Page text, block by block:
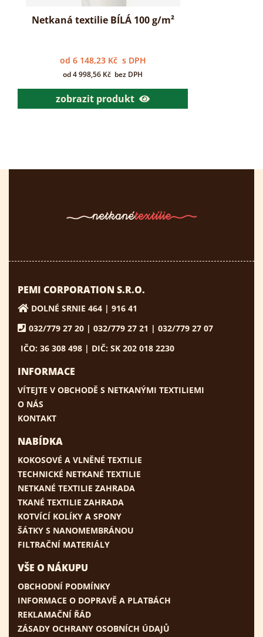
Netkaná textilie BÍLÁ 100 g/m²
od 6 148,23 Kč s DPH
od4 998,56 Kč bez DPH
zobrazit produkt
PEMI CORPORATION S.R.O.
DOLNÉ SRNIE 464 | 916 41
032/779 27 20 | 032/779 27 21 | 032/779 27 07
IČO: 36 308 498 | DIČ: SK 202 018 2230
INFORMACE
VÍTEJTE V OBCHODĚ S NETKANÝMI TEXTILIEMI
O NÁS
KONTAKT
NABÍDKA
KOKOSOVÉ A VLNĚNÉ TEXTILIE
TECHNICKÉ NETKANÉ TEXTILIE
NETKANÉ TEXTILIE ZAHRADA
TKANÉ TEXTILIE ZAHRADA
KOTVÍCÍ KOLÍKY A SPONY
ŠÁTKY S NANOMEMBRÁNOU
FILTRAČNÍ MATERIÁLY
VŠE O NÁKUPU
OBCHODNÍ PODMÍNKY
INFORMACE O DOPRAVĚ A PLATBÁCH
REKLAMAČNÍ ŘÁD
ZÁSADY OCHRANY OSOBNÍCH ÚDAJŮ